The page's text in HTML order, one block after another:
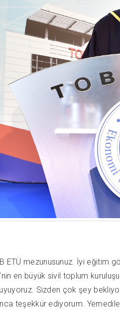
ETÜ mezunusunuz. İyi eğitim
en büyük sivil toplum
Sizden çok şey
teşekkür ediyorum.